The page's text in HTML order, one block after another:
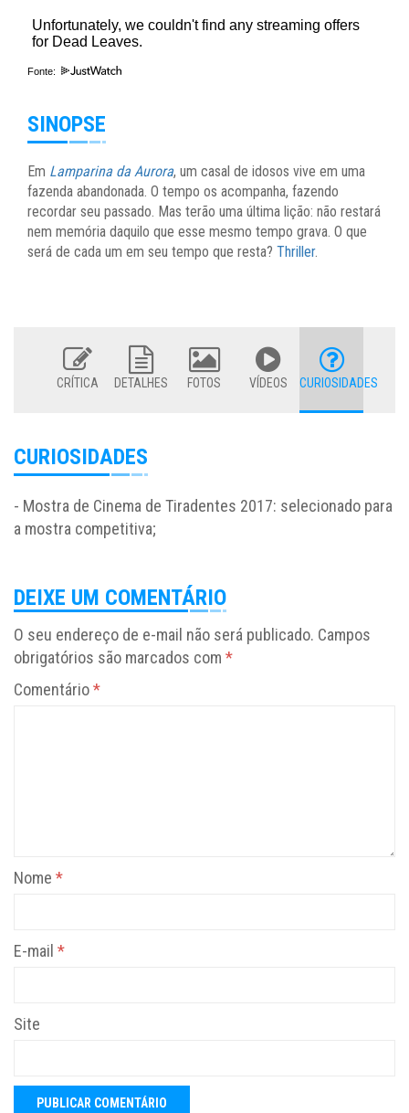
Fonte:
SINOPSE
Em Lamparina da Aurora, um casal de idosos vive em uma
fazenda abandonada. O tempo os acompanha, fazendo
recordar seu passado. Mas terão uma última lição: não restará
nem memória daquilo que esse mesmo tempo grava. O que
será de cada um em seu tempo que resta? Thriller.
CRÍTICA DETALHES FOTOS VÍDEOS CURIOSIDADES
CURIOSIDADES
- Mostra de Cinema de Tiradentes 2017: selecionado para
a mostra competitiva;
DEIXE UM COMENTÁRIO
O seu endereço de e-mail não será publicado. Campos
obrigatórios são marcados com *
Comentário*
Nome *
E-mail *
Site